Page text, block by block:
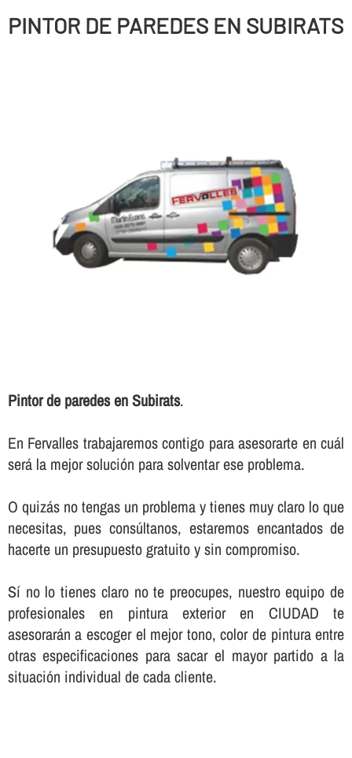
PINTOR DE PAREDES EN SUBIRATS
Pintor de paredes en Subirats.
En Fervalles trabajaremos contigo para asesorarte en cuál
será la mejor solución para solventar ese problema.
O quizás no tengas un problema y tienes muy claro lo que
necesitas, pues consúltanos, estaremos encantados de
hacerte un presupuesto gratuito y sin compromiso.
Sí­ no lo tienes claro no te preocupes, nuestro equipo de
profesionales en pintura exterior en CIUDAD te
asesorarán a escoger el mejor tono, color de pintura entre
otras especificaciones para sacar el mayor partido a la
situación individual de cada cliente.